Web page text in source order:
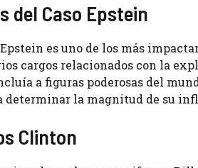
del Caso Epstein
es uno de los más
cargos relacionados con la
a figuras poderosas del
determinar la magnitud de su
Clinton